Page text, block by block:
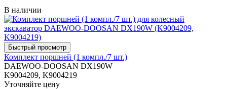
В наличии
Комплект поршней (1 компл./7 шт.)
DAEWOO-DOOSAN DX190W
K9004209, K9004219
Уточняйте цену